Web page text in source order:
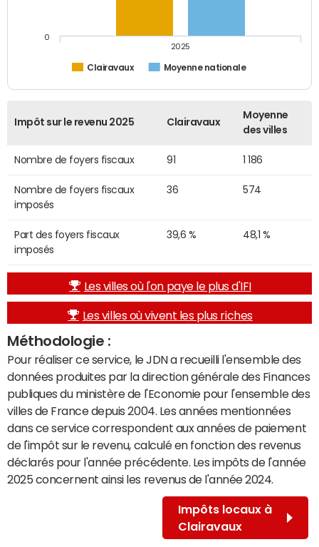
Clairavaux Moyenne nationale
2025
0
Impôt sur le revenu 2025 Clairavaux
Moyenne
des villes
Nombre de foyers fiscaux 91 1 186
Nombre de foyers fiscaux
imposés
36 574
Part des foyers fiscaux
imposés
39,6 % 48,1 %
Les villes où l'on paye le plus d'IFI
Les villes où vivent les plus riches
Méthodologie :
Pour réaliser ce service, le JDN a recueilli l'ensemble des
données produites par la direction générale des Finances
publiques du ministère de l'Economie pour l'ensemble des
villes de France depuis 2004. Les années mentionnées
dans ce service correspondent aux années de paiement
de l'impôt sur le revenu, calculé en fonction des revenus
déclarés pour l'année précédente. Les impôts de l'année
2025 concernent ainsi les revenus de l'année 2024.
Impôts locaux à
Clairavaux